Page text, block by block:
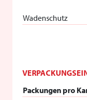
Wadenschutz
Packungen pro